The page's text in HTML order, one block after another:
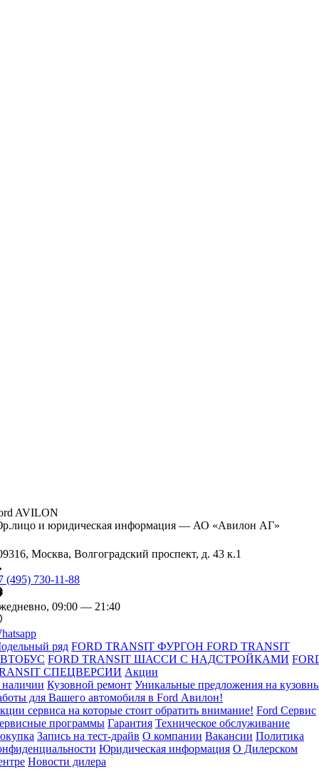
AVILON
и юридическая информация — АО «Авилон АГ»
Москва, Волгоградский проспект, д. 43 к.1
(495) 730-11-88
09:00 — 21:40
ряд FORD TRANSIT ФУРГОН FORD TRANSIT
FORD TRANSIT ШАССИ С НАДСТРОЙКАМИ
СПЕЦВЕРСИИ Акции
Кузовной ремонт Уникальные предложения на
для Вашего автомобиля в Ford Авилон!
сервиса на которые стоит обратить внимание! Ford Сервис
программы Гарантия Техническое обслуживание
Запись на тест-драйв О компании Вакансии Политика
Юридическая информация О Дилерском
Новости дилера